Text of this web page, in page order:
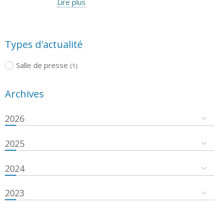
Types d'actualité
Salle de presse (1)
Archives
2026
2025
2024
2023